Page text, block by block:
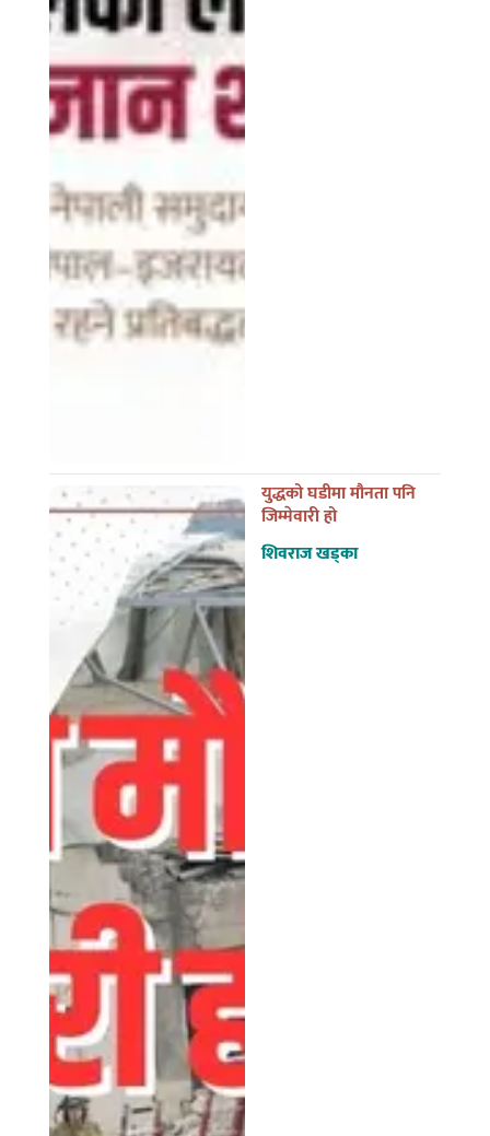
युद्धको घडीमा मौनता पनि
जिम्मेवारी हो
शिवराज खड्का